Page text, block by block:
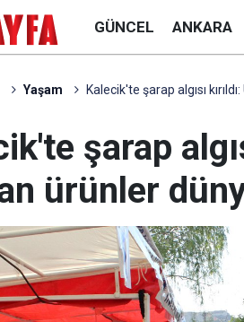
GÜNCEL ANKARA
Yaşam Kalecik'te şarap algısı
şarap
ürünler